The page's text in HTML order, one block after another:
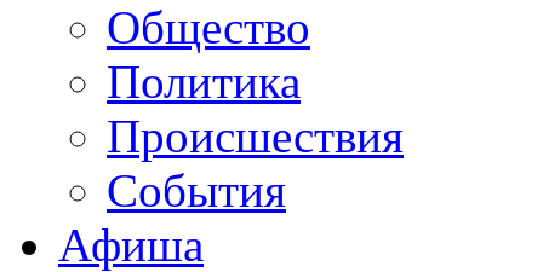
Общество
Политика
Происшествия
События
Афиша